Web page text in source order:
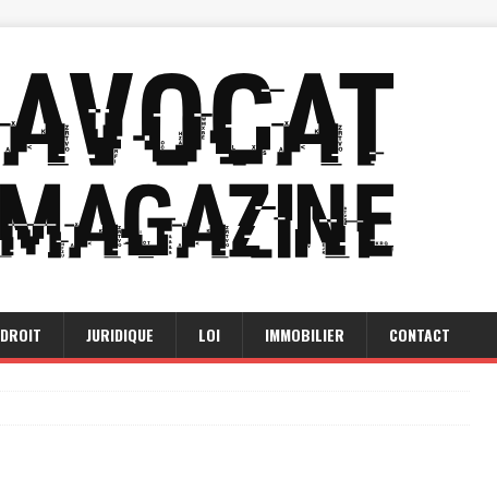
DROIT JURIDIQUE LOI IMMOBILIER CONTACT